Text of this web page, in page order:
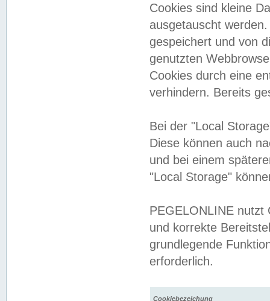
Cookies sind kleine
ausgetauscht
gespeichert und von
genutzten
Cookies durch eine
verhindern. Bereits
Bei der "Local
Diese können auch
und bei einem
"Local Storage"
PEGELONLINE nutzt
und korrekte
grundlegende
erforderlich.
Cookiebezeichung